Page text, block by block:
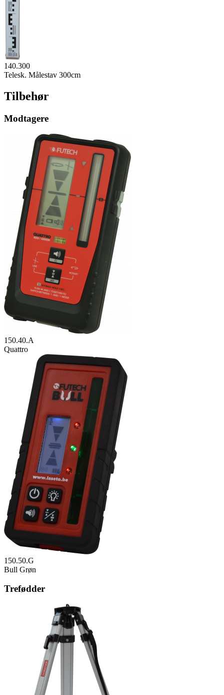
140.300
Telesk. Målestav 300cm
Tilbehør
Modtagere
150.40.A
Quattro
150.50.G
Bull Grøn
Trefødder